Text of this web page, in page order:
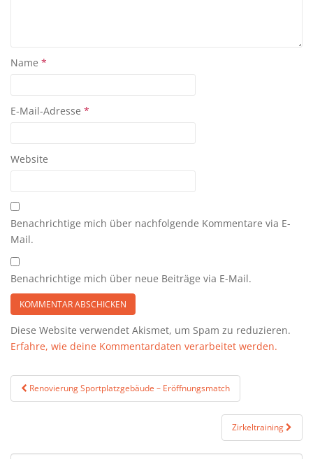
Name *
E-Mail-Adresse *
Website
Benachrichtige mich über nachfolgende Kommentare via E-
Mail.
Benachrichtige mich über neue Beiträge via E-Mail.
Diese Website verwendet Akismet, um Spam zu reduzieren.
Erfahre, wie deine Kommentardaten verarbeitet werden.
Beitragsnavigation
Renovierung Sportplatzgebäude – Eröffnungsmatch
Zirkeltraining